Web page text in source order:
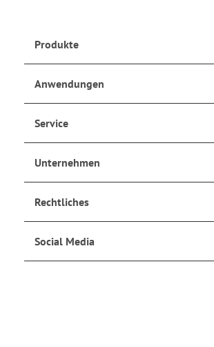
Produkte
Anwendungen
Service
Unternehmen
Rechtliches
Social Media